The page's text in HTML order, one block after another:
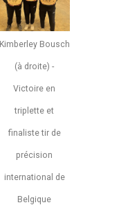
Kimberley Bousch
(à droite) -
Victoire en
triplette et
finaliste tir de
précision
international de
Belgique